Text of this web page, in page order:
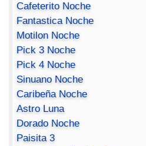
Cafeterito Noche
Fantastica Noche
Motilon Noche
Pick 3 Noche
Pick 4 Noche
Sinuano Noche
Caribeña Noche
Astro Luna
Dorado Noche
Paisita 3